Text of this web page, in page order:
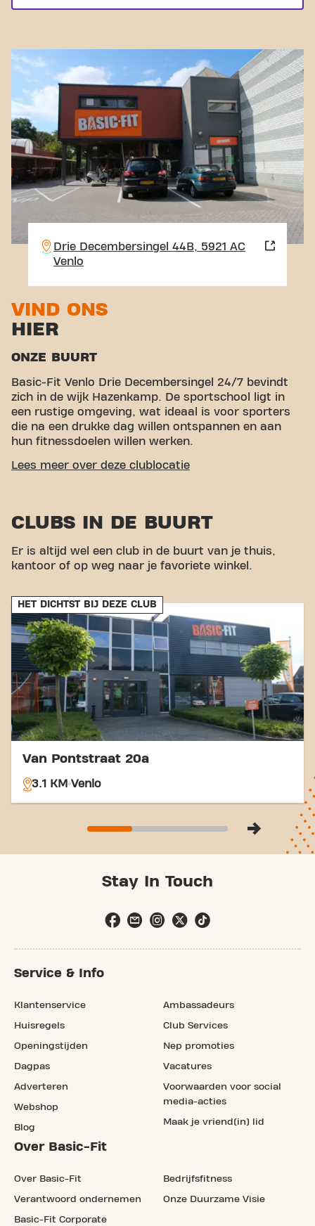
Drie Decembersingel 44B, 5921 AC
Venlo
VIND ONS
HIER
ONZE BUURT
Basic-Fit Venlo Drie Decembersingel 24/7 bevindt
zich in de wijk Hazenkamp. De sportschool ligt in
een rustige omgeving, wat ideaal is voor sporters
die na een drukke dag willen ontspannen en aan
hun fitnessdoelen willen werken.
GEMAKKELIJKE BEREIKBAARHEID
Auto:Er is een eigen parkeerterrein beschikbaar.
Blerick en Burgemeester Gommanstraat.
Trein:
Het NS Station Blerick ligt op een korte
Basic-Fit Venlo Drie Decembersingel 24/7 bevindt
zich in de wijk Hazenkamp. De sportschool ligt in
een rustige omgeving, wat ideaal is voor sporters
die na een drukke dag willen ontspannen en aan
hun fitnessdoelen willen werken.
Lees meer over deze clublocatie
CLUBS IN DE BUURT
Er is altijd wel een club in de buurt van je thuis,
kantoor of op weg naar je favoriete winkel.
HET DICHTST BIJ DEZE CLUB
Van Pontstraat 20a
3.1 KM Venlo
Stay In Touch
Service & Info
Klantenservice
Huisregels
Openingstijden
Dagpas
Adverteren
Webshop
Blog
Ambassadeurs
Club Services
Nep promoties
Vacatures
Voorwaarden voor social
media-acties
Maak je vriend(in) lid
Over Basic-Fit
Over Basic-Fit
Verantwoord ondernemen
Basic-Fit Corporate
Bedrijfsfitness
Onze Duurzame Visie